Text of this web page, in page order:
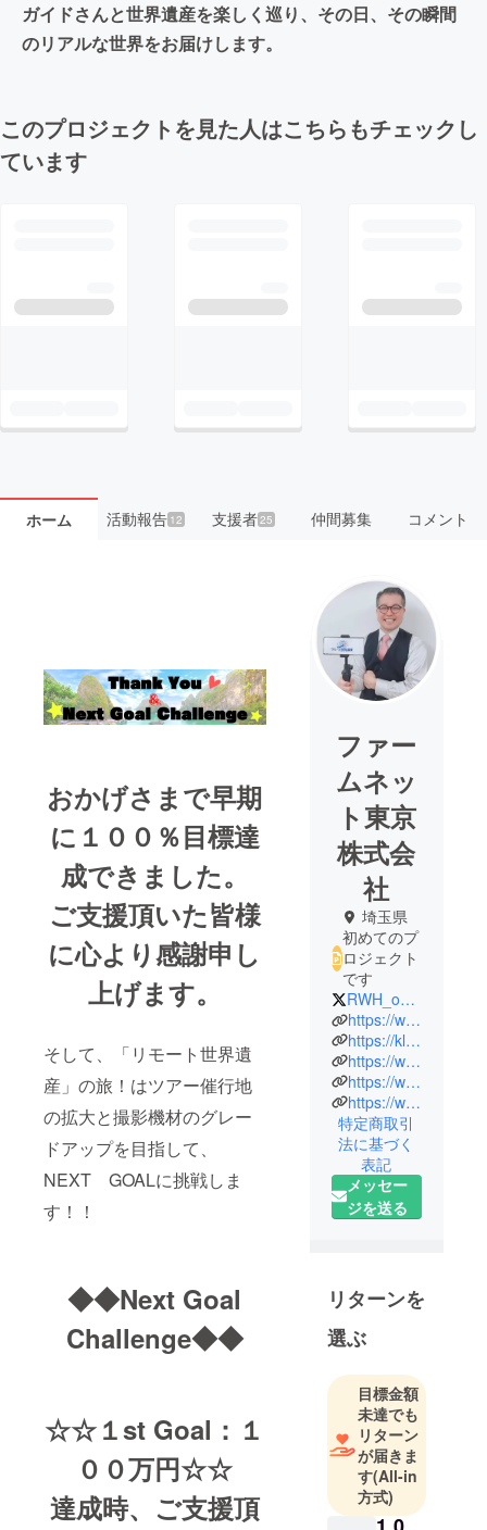
ガイドさんと世界遺産を楽しく巡り、その日、その瞬間
のリアルな世界をお届けします。
このプロジェクトを見た人はこちらもチェックし
ています
ホーム 活動報告12 支援者 25 仲間募集 コメント
おかげさまで早期
に１００％目標達
成できました。
ご支援頂いた皆様
に心より感謝申し
上げます。
そして、「リモート世界遺
産」の旅！はツアー催行地
の拡大と撮影機材のグレー
ドアップを目指して、
NEXT GOALに挑戦しま
す！！
◆◆Next Goal
Challenge◆◆
☆☆１st Goal：１
００万円☆☆
達成時、ご支援頂
ファー
ムネッ
ト東京
株式会
社
埼玉県
初めてのプ
ロジェクト
です
RWH_online
https://www.remote-world-heritage.online/
https://kli.jp/f/rxAz/
https://www.facebook.com/remote.world.heritage
https://www.instagram.com/remote.world.heritage/
https://www.youtube.com/channel/UCEGu8JOXojlwjUvvdEF8BgQ
特定商取引
法に基づく
表記
メッセー
ジを送る
リターンを
選ぶ
目標金額
未達でも
リターン
が届きま
す(All-in
方式)